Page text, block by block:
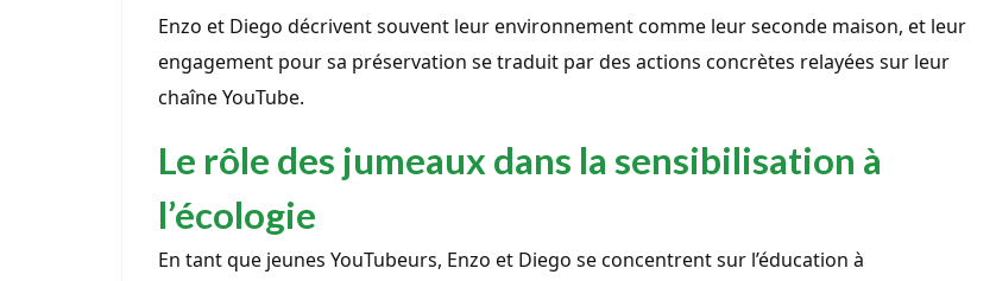
Enzo et Diego décrivent souvent leur environnement comme leur seconde maison, et leur
engagement pour sa préservation se traduit par des actions concrètes relayées sur leur
chaîne YouTube.
Le rôle des jumeaux dans la sensibilisation à
l’écologie
En tant que jeunes YouTubeurs, Enzo et Diego se concentrent sur l’éducation à